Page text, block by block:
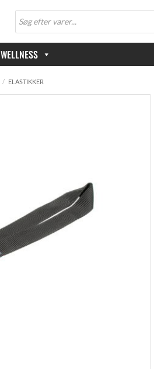
Products
search
WELLNESS
/ ELASTIKKER